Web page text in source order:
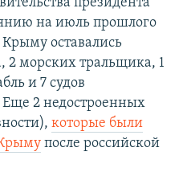
на июль прошлого
оставались
2 морских тральщика, 1
и 7 судов
Еще 2 недостроенных
которые были
после российской